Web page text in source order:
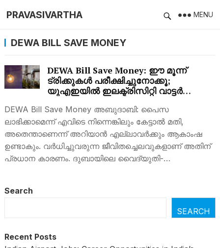
PRAVASIVARTHA MENU
DEWA BILL SAVE MONEY
DEWA Bill Save Money: ഈ മൂന്ന്
ട്രിക്കുകള്‍ പരീക്ഷിച്ചുനോക്കൂ;
യുഎഇയില്‍ ഇലക്ട്രിസിറ്റി വാട്ടര്‍
DEWA Bill Save Money അബുദാബി: പൈസ
ലാഭിക്കാമെന്ന് എവിടെ നിന്നെങ്കിലും കേട്ടാല്‍ മതി,
അതെന്താണെന്ന് അറിയാന്‍ എല്ലാവര്‍ക്കും ആകാംഷ
ഉണ്ടാകും. വര്‍ധിച്ചുവരുന്ന ജീവിതച്ചെലവുകളാണ് അതിന്
പ്രധാന കാരണം. ദുബായിലെ വൈദ്യുതി-…
Search
SEARCH
Recent Posts